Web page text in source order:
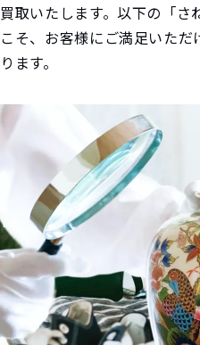
買取いたします。以下の「さ
こそ、お客様にご満足いた
ります。